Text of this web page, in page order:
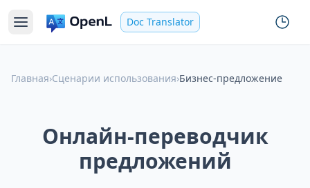
Doc Translator
Главная›Сценарии использования›Бизнес-предложение
Онлайн-переводчик
предложений